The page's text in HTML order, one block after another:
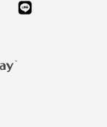
Whatsapp